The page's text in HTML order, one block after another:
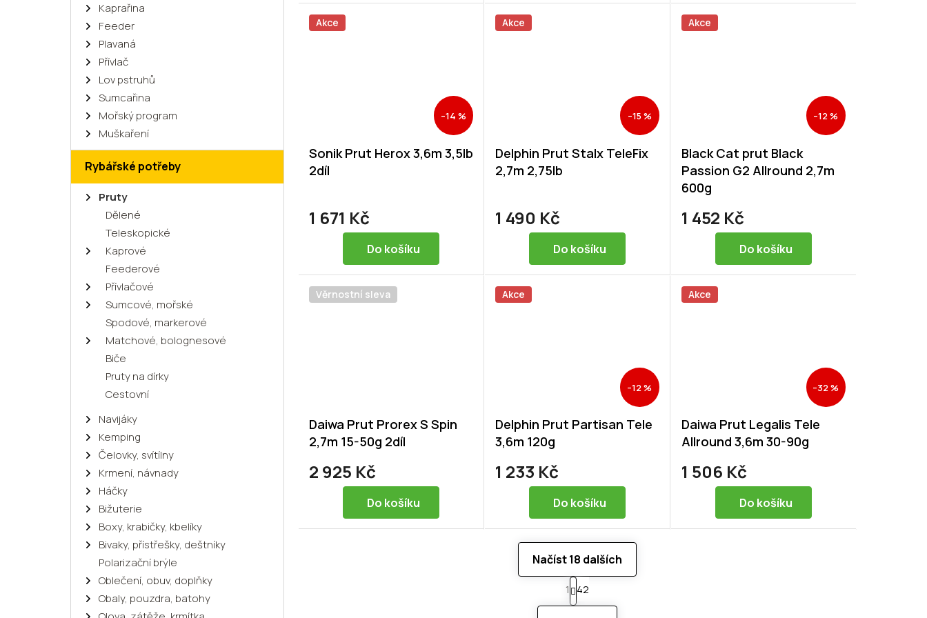
Kaprařina
Feeder
Plavaná
Přívlač
Lov pstruhů
Sumcařina
Mořský program
Muškaření
Rybářské potřeby
Pruty
Dělené
Teleskopické
Kaprové
Feederové
Přívlačové
Sumcové, mořské
Spodové, markerové
Matchové, bolognesové
Biče
Pruty na dírky
Cestovní
Navijáky
Kemping
Čelovky, svítílny
Krmení, návnady
Háčky
Bižuterie
Boxy, krabičky, kbelíky
Bivaky, přístřešky, deštníky
Polarizační brýle
Oblečení, obuv, doplňky
Obaly, pouzdra, batohy
Akce
–14 %
Sonik Prut Herox 3,6m 3,5lb
2díl
1 671 Kč
Do košíku
Akce
–15 %
Delphin Prut Stalx TeleFix
2,7m 2,75lb
1 490 Kč
Do košíku
Akce
–12 %
Black Cat prut Black
Passion G2 Allround 2,7m
600g
1 452 Kč
Do košíku
Věrnostní sleva
Daiwa Prut Prorex S Spin
2,7m 15-50g 2díl
2 925 Kč
Do košíku
Akce
–12 %
Delphin Prut Partisan Tele
3,6m 120g
1 233 Kč
Do košíku
Akce
–32 %
Daiwa Prut Legalis Tele
Allround 3,6m 30-90g
1 506 Kč
Do košíku
O
v
Načíst 18 dalších
S
t
r
1 42